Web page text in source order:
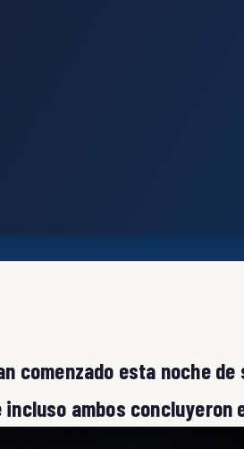
comenzado esta noche de
ambos concluyeron